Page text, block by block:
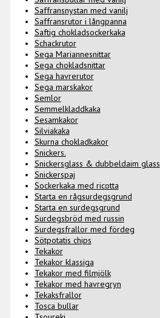
Saffransnystan med vanilj
Saffransrutor i långpanna
Saftig chokladsockerkaka
Schackrutor
Sega Mariannesnittar
Sega chokladsnittar
Sega havrerutor
Sega marskakor
Semlor
Semmelkladdkaka
Sesamkakor
Silviakaka
Skurna chokladkakor
Snickers.
Snickersglass & dubbeldaim glass
Snickerspaj
Sockerkaka med ricotta
Starta en rågsurdegsgrund
Starta en surdegsgrund
Surdegsbröd med russin
Surdegsfrallor med fördeg
Sötpotatis chips
Tekakor
Tekakor klassiga
Tekakor med filmjölk
Tekakor med havregryn
Tekaksfrallor
Tosca bullar